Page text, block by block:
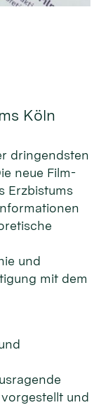
Köln
dringendsten
neue Film-
Erzbistums
und
mit dem
und